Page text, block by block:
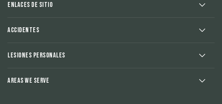
Enlaces de sitio
Accidentes
Lesiones Personales
Areas We Serve